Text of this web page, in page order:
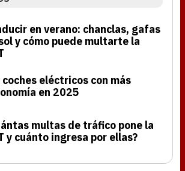
en verano: chanclas, gafas
y cómo puede multarte la
coches eléctricos con más
en 2025
multas de tráfico pone la
y cuánto ingresa por ellas?